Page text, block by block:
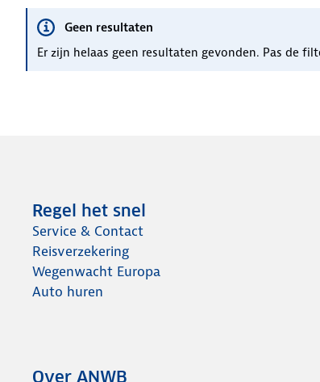
Geen resultaten
Er zijn helaas geen resultaten gevonden. Pas de
Regel het snel
Service & Contact
Reisverzekering
Wegenwacht Europa
Auto huren
Over ANWB